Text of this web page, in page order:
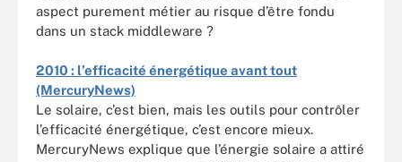
aspect purement métier au risque d’être fondu
dans un stack middleware ?
2010 : l’efficacité énergétique avant tout
(MercuryNews)
Le solaire, c’est bien, mais les outils pour contrôler
l’efficacité énergétique, c’est encore mieux.
MercuryNews explique que l’énergie solaire a attiré